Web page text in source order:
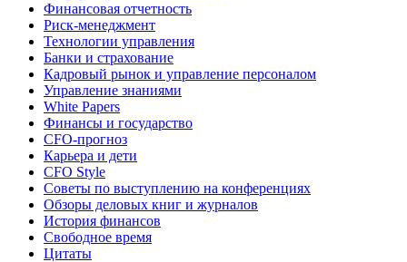
Финансовая отчетность
Риск-менеджмент
Технологии управления
Банки и страхование
Кадровый рынок и управление персоналом
Управление знаниями
White Papers
Финансы и государство
CFO-прогноз
Карьера и дети
CFO Style
Советы по выступлению на конференциях
Обзоры деловых книг и журналов
История финансов
Свободное время
Цитаты